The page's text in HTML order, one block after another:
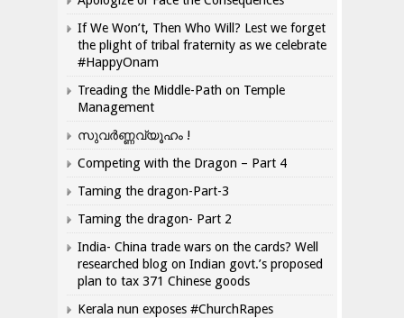
If We Won’t, Then Who Will? Lest we forget
the plight of tribal fraternity as we celebrate
#HappyOnam
Treading the Middle-Path on Temple
Management
സുവർണ്ണവ്യൂഹം !
Competing with the Dragon – Part 4
Taming the dragon-Part-3
Taming the dragon- Part 2
India- China trade wars on the cards? Well
researched blog on Indian govt.’s proposed
plan to tax 371 Chinese goods
Kerala nun exposes #ChurchRapes